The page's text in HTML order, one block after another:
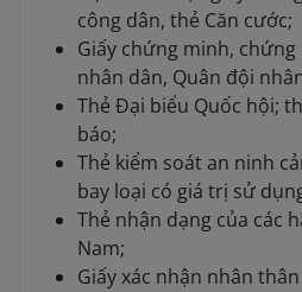
công dân, thẻ Căn cước;
Giấy chứng minh, chứng
nhân dân, Quân đội
Thẻ Đại biểu Quốc hội;
báo;
Thẻ kiểm soát an ninh
bay loại có giá trị sử
Thẻ nhận dạng của các
Nam;
Giấy xác nhận nhân